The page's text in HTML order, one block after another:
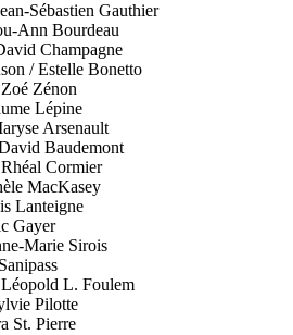
Sébastien Gauthier
Ann Bourdeau
Champagne
/ Estelle Bonetto
Zénon
Lépine
Arsenault
Baudemont
Cormier
MacKasey
Lanteigne
Gayer
Marie Sirois
Léopold L. Foulem
Pilotte
St. Pierre